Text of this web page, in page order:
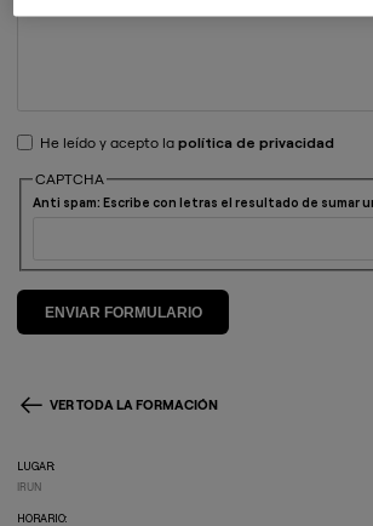
He leído y acepto la política de privacidad
CAPTCHA
Anti spam: Escribe con letras el resultado de sumar
VER TODA LA FORMACIÓN
LUGAR:
IRUN
HORARIO: